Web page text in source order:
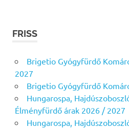
FRISS
Brigetio Gyógyfürdő
2027
Brigetio Gyógyfürdő
Hungarospa,
Élményfürdő árak 2026 / 2027
Hungarospa,